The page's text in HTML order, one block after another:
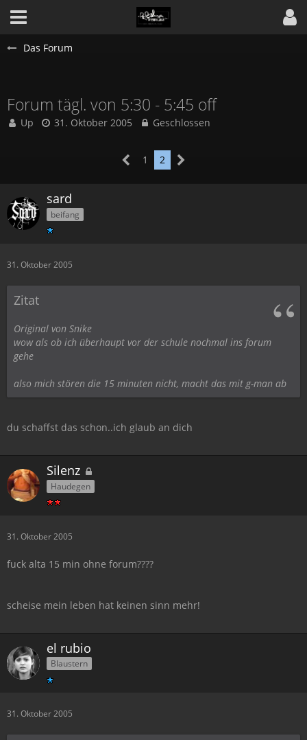
Das Forum
Forum tägl. von 5:30 - 5:45 off
Up 31. Oktober 2005 Geschlossen
1 2
sard
beifang
31. Oktober 2005
Zitat
Original von Snike
wow als ob ich überhaupt vor der schule nochmal ins forum
gehe
also mich stören die 15 minuten nicht, macht das mit g-man ab
du schaffst das schon..ich glaub an dich
Silenz
Haudegen
31. Oktober 2005
fuck alta 15 min ohne forum????
scheise mein leben hat keinen sinn mehr!
el rubio
Blaustern
31. Oktober 2005